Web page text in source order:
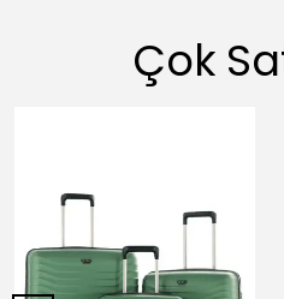
Çok